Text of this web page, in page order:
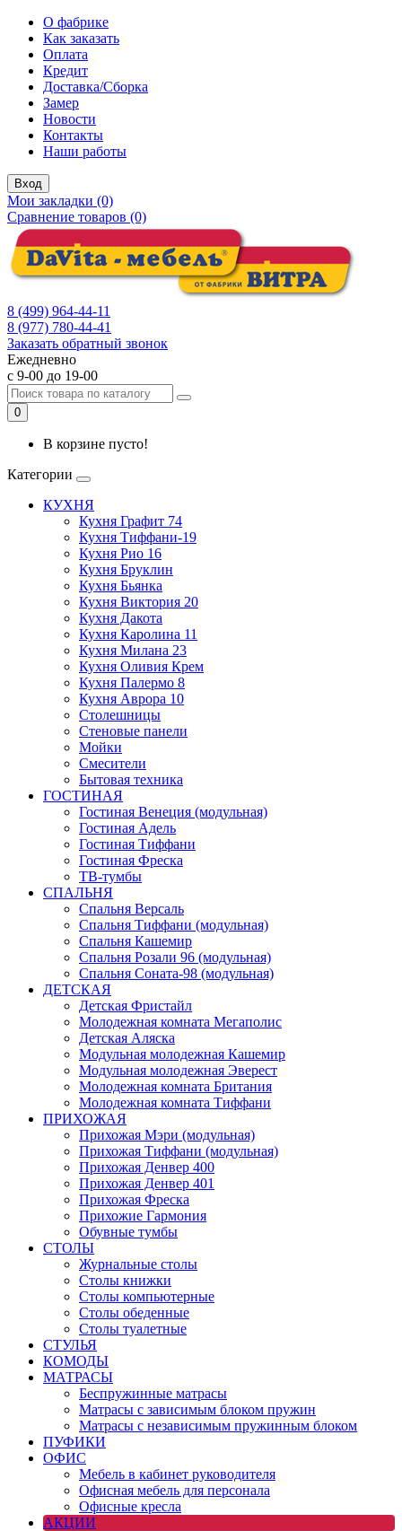
О фабрике
Как заказать
Оплата
Кредит
Доставка/Сборка
Замер
Новости
Контакты
Наши работы
Вход
Мои закладки (0)
Сравнение товаров (0)
8 (499) 964-44-11
8 (977) 780-44-41
Заказать обратный звонок
Ежедневно
с 9-00 до 19-00
0
В корзине пусто!
Категории
КУХНЯ
Кухня Графит 74
Кухня Тиффани-19
Кухня Рио 16
Кухня Бруклин
Кухня Бьянка
Кухня Виктория 20
Кухня Дакота
Кухня Каролина 11
Кухня Милана 23
Кухня Оливия Крем
Кухня Палермо 8
Кухня Аврора 10
Столешницы
Стеновые панели
Мойки
Смесители
Бытовая техника
ГОСТИНАЯ
Гостиная Венеция (модульная)
Гостиная Адель
Гостиная Тиффани
Гостиная Фреска
ТВ-тумбы
СПАЛЬНЯ
Спальня Версаль
Спальня Тиффани (модульная)
Спальня Кашемир
Спальня Розали 96 (модульная)
Спальня Соната-98 (модульная)
ДЕТСКАЯ
Детская Фристайл
Молодежная комната Мегаполис
Детская Аляска
Модульная молодежная Кашемир
Модульная молодежная Эверест
Молодежная комната Британия
Молодежная комната Тиффани
ПРИХОЖАЯ
Прихожая Мэри (модульная)
Прихожая Тиффани (модульная)
Прихожая Денвер 400
Прихожая Денвер 401
Прихожая Фреска
Прихожие Гармония
Обувные тумбы
СТОЛЫ
Журнальные столы
Столы книжки
Столы компьютерные
Столы обеденные
Столы туалетные
СТУЛЬЯ
КОМОДЫ
МАТРАСЫ
Беспружинные матрасы
Матрасы с зависимым блоком пружин
Матрасы с независимым пружинным блоком
ПУФИКИ
ОФИС
Мебель в кабинет руководителя
Офисная мебель для персонала
Офисные кресла
АКЦИИ